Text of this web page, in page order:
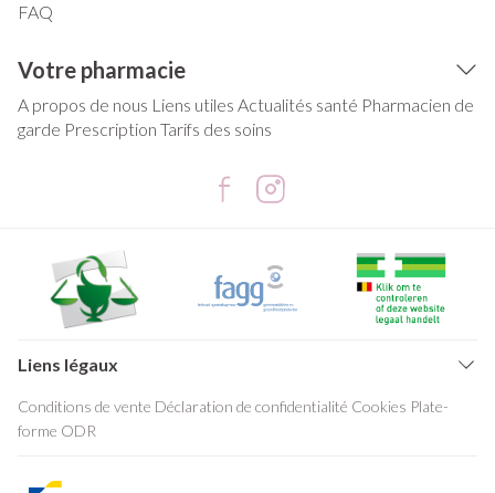
FAQ
Votre pharmacie
A propos de nous Liens utiles Actualités santé Pharmacien de
garde Prescription Tarifs des soins
Liens légaux
Conditions de vente Déclaration de confidentialité Cookies Plate-
forme ODR